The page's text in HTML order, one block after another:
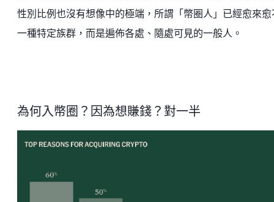
性別比例也沒有想像中的極端，所謂「幣圈人」已經愈來愈
一種特定族群，而是遍佈各處、隨處可見的一般人。
為何入幣圈？因為想賺錢？對一半